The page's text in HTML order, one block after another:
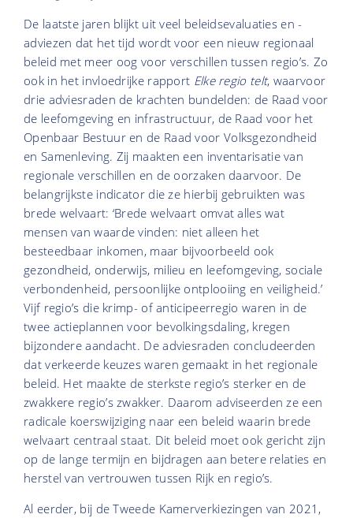
De laatste jaren blijkt uit veel beleidsevaluaties en -
adviezen dat het tijd wordt voor een nieuw regionaal
beleid met meer oog voor verschillen tussen regio’s. Zo
ook in het invloedrijke rapport Elke regio telt, waarvoor
drie adviesraden de krachten bundelden: de Raad voor
de leefomgeving en infrastructuur, de Raad voor het
Openbaar Bestuur en de Raad voor Volksgezondheid
en Samenleving. Zij maakten een inventarisatie van
regionale verschillen en de oorzaken daarvoor. De
belangrijkste indicator die ze hierbij gebruikten was
brede welvaart: ‘Brede welvaart omvat alles wat
mensen van waarde vinden: niet alleen het
besteedbaar inkomen, maar bijvoorbeeld ook
gezondheid, onderwijs, milieu en leefomgeving, sociale
verbondenheid, persoonlijke ontplooiing en veiligheid.’
Vijf regio’s die krimp- of anticipeerregio waren in de
twee actieplannen voor bevolkingsdaling, kregen
bijzondere aandacht. De adviesraden concludeerden
dat verkeerde keuzes waren gemaakt in het regionale
beleid. Het maakte de sterkste regio’s sterker en de
zwakkere regio’s zwakker. Daarom adviseerden ze een
radicale koerswijziging naar een beleid waarin brede
welvaart centraal staat. Dit beleid moet ook gericht zijn
op de lange termijn en bijdragen aan betere relaties en
herstel van vertrouwen tussen Rijk en regio’s.
Al eerder, bij de Tweede Kamerverkiezingen van 2021,